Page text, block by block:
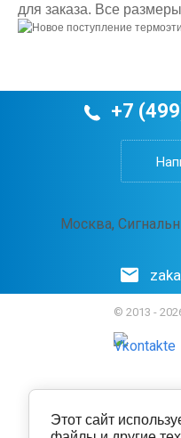
для заказа. Все
+7
Москва,
© 2013 -
Этот сайт